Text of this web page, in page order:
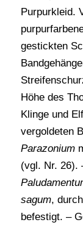
Purpurkleid.
gestickten
Höhe des
Klinge und
vergoldeten
Parazonium
(vgl. Nr. 26).
sagum,
befestigt. –